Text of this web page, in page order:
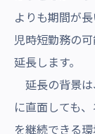
よりも期間が
児時短勤務の
延長します。
延長の背景
に直面しても
を継続できる